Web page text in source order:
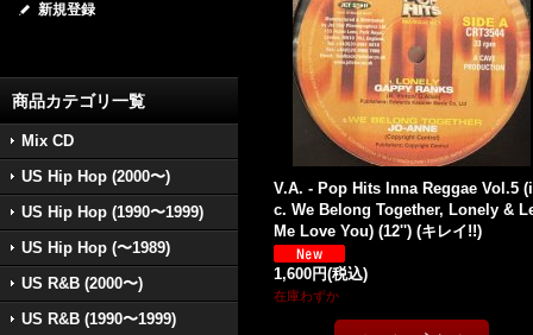
新規登録
商品カテゴリ一覧
Mix CD
US Hip Hop (2000〜)
US Hip Hop (1990〜1999)
US Hip Hop (〜1989)
US R&B (2000〜)
US R&B (1990〜1999)
V.A. - Pop Hits Inna Reggae Vol.5
c. We Belong Together, Lonely &
Me Love You) (12'') (キレイ!!)
1,600円(税込)
在庫わずか